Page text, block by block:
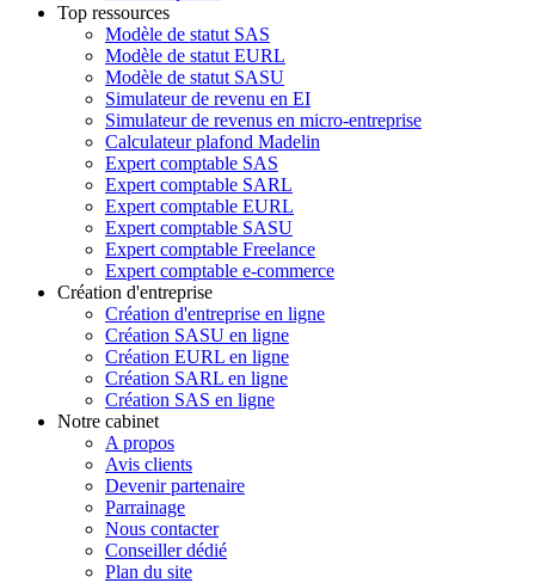
Top ressources
Modèle de statut SAS
Modèle de statut EURL
Modèle de statut SASU
Simulateur de revenu en EI
Simulateur de revenus en micro-entreprise
Calculateur plafond Madelin
Expert comptable SAS
Expert comptable SARL
Expert comptable EURL
Expert comptable SASU
Expert comptable Freelance
Expert comptable e-commerce
Création d'entreprise
Création d'entreprise en ligne
Création SASU en ligne
Création EURL en ligne
Création SARL en ligne
Création SAS en ligne
Notre cabinet
A propos
Avis clients
Devenir partenaire
Parrainage
Nous contacter
Conseiller dédié
Plan du site